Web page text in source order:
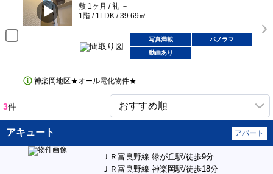
敷 1ヶ月 / 礼 －
1階 / 1LDK / 39.69㎡
写真満載
パノラマ
動画あり
神楽岡地区★オール電化物件★
3件
アキュート アパート
ＪＲ富良野線 緑が丘駅/徒歩9分
ＪＲ富良野線 神楽岡駅/徒歩18分